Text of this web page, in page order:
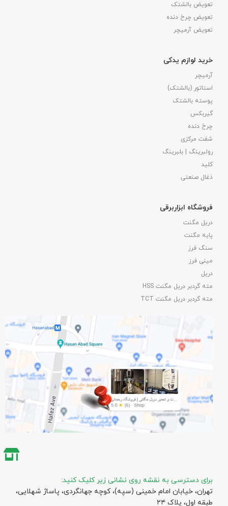
تعویض بالشتک​
تعویض چرخ دنده
تعویض آرمیچر
خرید لوازم یدکی
آرمیچر
استاتور (بالشتک)
پوسته بالشتک
گیربکس
چرخ دنده
شفت مرکزی
رولبرینگ | بلبرینگ
کلید
ذغال صنعتی
فروشگاه ابزاربرقی
دریل مگنت
پایه مگنت
سنگ فرز
مینی فرز
دریل
مته گردبر دریل مگنت HSS
مته گردبر دریل مگنت TCT
برای دسترسی به نقشه روی نشانی زیر کلیک کنید:
تهران، خیابان امام خمینی (سپه)، کوچه جهانگردی،‌ پاساژ شهلایی،
طبقه اول، پلاک ۲۴